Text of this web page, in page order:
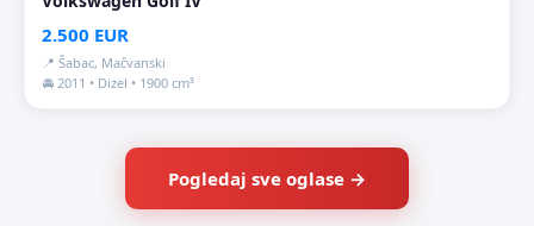
2.500 EUR
📍 Šabac, Mačvanski
🚘 2011 • Dizel • 1900 cm³
Pogledaj sve oglase →